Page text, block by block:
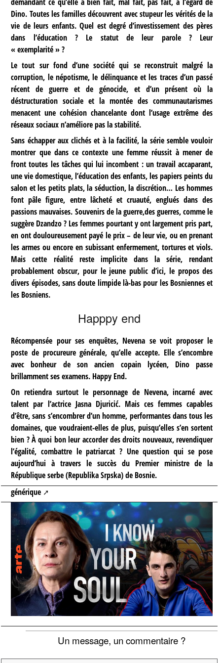
Dino. Toutes les familles découvrent avec stupeur les vérités de la
vie de leurs enfants. Quel est degré d’investissement des pères
dans l’éducation ? Le statut de leur parole ? Leur
« exemplarité » ?
Le tout sur fond d’une société qui se reconstruit malgré la
corruption, le népotisme, le délinquance et les traces d’un passé
récent de guerre et de génocide, et d’un présent où la
déstructuration sociale et la montée des communautarismes
menacent une cohésion chancelante dont l’usage extrême des
réseaux sociaux n’améliore pas la stabilité.
Sans échapper aux clichés et à la facilité, la série semble vouloir
montrer que dans ce contexte une femme réussit à mener de
front toutes les tâches qui lui incombent : un travail accaparant,
une vie domestique, l’éducation des enfants, les papiers peints du
salon et les petits plats, la séduction, la discrétion… Les hommes
font pâle figure, entre lâcheté et cruauté, englués dans des
passions mauvaises. Souvenirs de la guerre,des guerres, comme le
suggère Dzandzo ? Les femmes pourtant y ont largement pris part,
en ont douloureusement payé le prix – de leur vie, ou en prenant
les armes ou encore en subissant enfermement, tortures et viols.
Mais cette réalité reste implicite dans la série, rendant
probablement obscur, pour le jeune public d’ici, le propos des
divers épisodes, sans doute limpide là-bas pour les Bosniennes et
les Bosniens.
Happpy end
Récompensée pour ses enquêtes, Nevena se voit proposer le
poste de procureure générale, qu’elle accepte. Elle s’encombre
avec bonheur de son ancien copain lycéen, Dino passe
brillamment ses examens. Happy End.
On retiendra surtout le personnage de Nevena, incarné avec
talent par l’actrice Jasna Djuricić. Mais ces femmes capables
d’être, sans s’encombrer d’un homme, performantes dans tous les
domaines, que voudraient-elles de plus, puisqu’elles s’en sortent
bien ? À quoi bon leur accorder des droits nouveaux, revendiquer
l’égalité, combattre le patriarcat ? Une question qui se pose
aujourd’hui à travers le succès du Premier ministre de la
République serbe (Republika Srpska) de Bosnie.
générique
Un message, un commentaire ?